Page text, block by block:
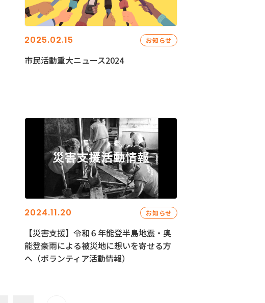
2025.02.15 お知らせ
市民活動重大ニュース2024
2024.11.20 お知らせ
【災害支援】令和６年能登半島地震・奥
能登豪雨による被災地に想いを寄せる方
へ（ボランティア活動情報）